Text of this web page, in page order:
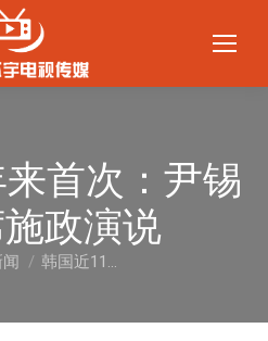
首次：尹锡
政演说
闻 韩国近11…